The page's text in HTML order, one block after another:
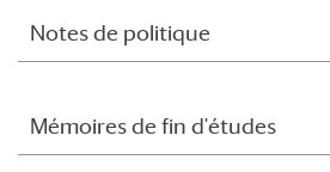
Notes de politique
Mémoires de fin d'études